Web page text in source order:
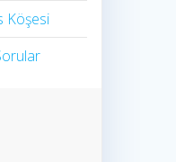
Köşesi